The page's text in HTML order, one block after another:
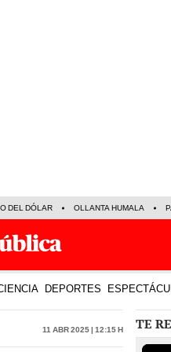
DEL DÓLAR OLLANTA HUMALA
DEPORTES
11 Abr 2025 | 12:15 h TE